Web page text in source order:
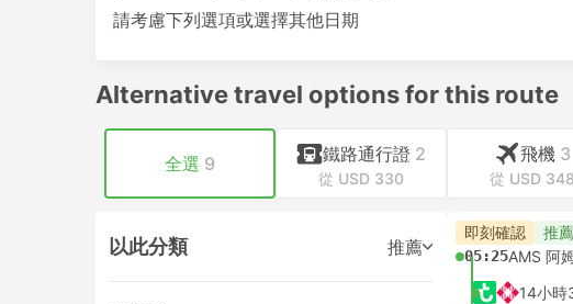
請考慮下列選項或選擇其他日期
Alternative travel options for this route
全選 9 鐵路通行證 2
從 USD 330
飛機 3
從 USD 348
以此分類 推薦
即刻確認 推薦
05:25AMS 阿
14小時